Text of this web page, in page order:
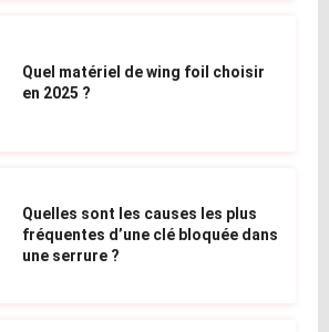
Quel matériel de wing foil choisir
en 2025 ?
Quelles sont les causes les plus
fréquentes d’une clé bloquée dans
une serrure ?